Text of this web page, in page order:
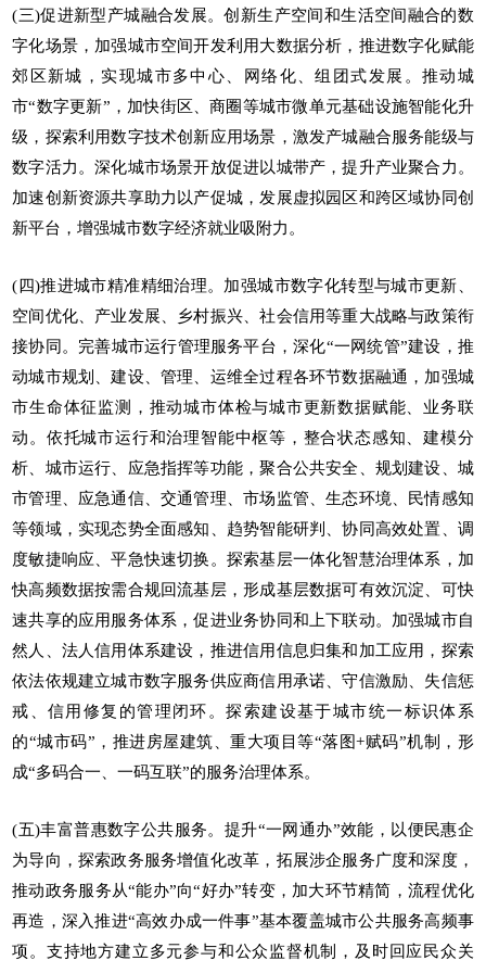
(三)促进新型产城融合发展。创新生产空间和生活空间融合的数
字化场景，加强城市空间开发利用大数据分析，推进数字化赋能
郊区新城，实现城市多中心、网络化、组团式发展。推动城
市“数字更新”，加快街区、商圈等城市微单元基础设施智能化升
级，探索利用数字技术创新应用场景，激发产城融合服务能级与
数字活力。深化城市场景开放促进以城带产，提升产业聚合力。
加速创新资源共享助力以产促城，发展虚拟园区和跨区域协同创
新平台，增强城市数字经济就业吸附力。
(四)推进城市精准精细治理。加强城市数字化转型与城市更新、
空间优化、产业发展、乡村振兴、社会信用等重大战略与政策衔
接协同。完善城市运行管理服务平台，深化“一网统管”建设，推
动城市规划、建设、管理、运维全过程各环节数据融通，加强城
市生命体征监测，推动城市体检与城市更新数据赋能、业务联
动。依托城市运行和治理智能中枢等，整合状态感知、建模分
析、城市运行、应急指挥等功能，聚合公共安全、规划建设、城
市管理、应急通信、交通管理、市场监管、生态环境、民情感知
等领域，实现态势全面感知、趋势智能研判、协同高效处置、调
度敏捷响应、平急快速切换。探索基层一体化智慧治理体系，加
快高频数据按需合规回流基层，形成基层数据可有效沉淀、可快
速共享的应用服务体系，促进业务协同和上下联动。加强城市自
然人、法人信用体系建设，推进信用信息归集和加工应用，探索
依法依规建立城市数字服务供应商信用承诺、守信激励、失信惩
戒、信用修复的管理闭环。探索建设基于城市统一标识体系
的“城市码”，推进房屋建筑、重大项目等“落图+赋码”机制，形
成“多码合一、一码互联”的服务治理体系。
(五)丰富普惠数字公共服务。提升“一网通办”效能，以便民惠企
为导向，探索政务服务增值化改革，拓展涉企服务广度和深度，
推动政务服务从“能办”向“好办”转变，加大环节精简，流程优化
再造，深入推进“高效办成一件事”基本覆盖城市公共服务高频事
项。支持地方建立多元参与和公众监督机制，及时回应民众关